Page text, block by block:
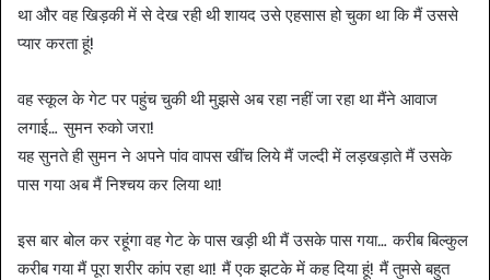
था और वह खिड़की में से देख रही थी शायद उसे एहसास हो चुका था कि मैं उससे
प्यार करता हूं!
वह स्कूल के गेट पर पहुंच चुकी थी मुझसे अब रहा नहीं जा रहा था मैंने आवाज
लगाई… सुमन रुको जरा!
यह सुनते ही सुमन ने अपने पांव वापस खींच लिये मैं जल्दी में लड़खड़ाते मैं उसके
पास गया अब मैं निश्चय कर लिया था!
इस बार बोल कर रहूंगा वह गेट के पास खड़ी थी मैं उसके पास गया… करीब बिल्कुल
करीब गया मैं पूरा शरीर कांप रहा था! मैं एक झटके में कह दिया हूं! मैं तुमसे बहुत